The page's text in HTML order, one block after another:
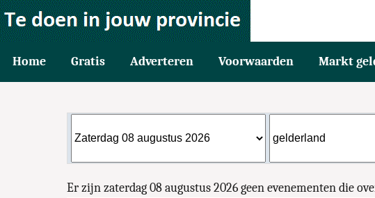
Home Gratis Adverteren Voorwaarden Markt
Er zijn zaterdag 08 augustus 2026 geen evenementen die